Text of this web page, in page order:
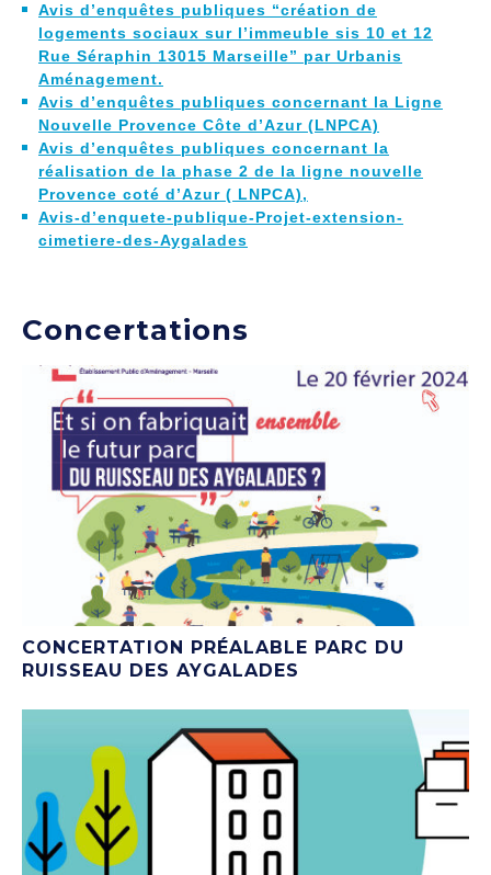
Avis d’enquêtes publiques “création de
logements sociaux sur l’immeuble sis 10 et 12
Rue Séraphin 13015 Marseille” par Urbanis
Aménagement.
Avis d’enquêtes publiques concernant la Ligne
Nouvelle Provence Côte d’Azur (LNPCA)
Avis d’enquêtes publiques concernant la
réalisation de la phase 2 de la ligne nouvelle
Provence coté d’Azur ( LNPCA),
Avis-d’enquete-publique-Projet-extension-
cimetiere-des-Aygalades
Concertations
CONCERTATION PRÉALABLE PARC DU
RUISSEAU DES AYGALADES